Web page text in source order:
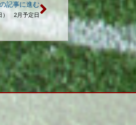
記事に進む
） 2月予定日